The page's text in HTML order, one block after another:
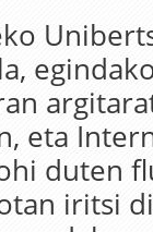
eta
duten
iritsi